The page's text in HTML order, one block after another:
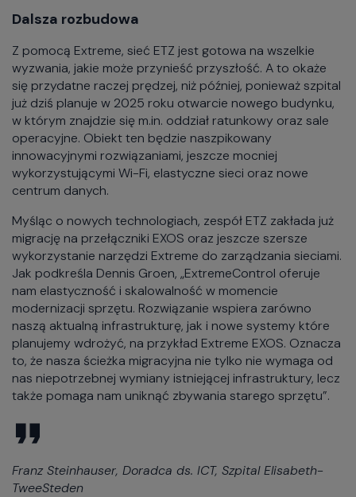
Dalsza rozbudowa
Z pomocą Extreme, sieć ETZ jest gotowa na wszelkie
wyzwania, jakie może przynieść przyszłość. A to okaże
się przydatne raczej prędzej, niż później, ponieważ szpital
już dziś planuje w 2025 roku otwarcie nowego budynku,
w którym znajdzie się m.in. oddział ratunkowy oraz sale
operacyjne. Obiekt ten będzie naszpikowany
innowacyjnymi rozwiązaniami, jeszcze mocniej
wykorzystującymi Wi-Fi, elastyczne sieci oraz nowe
centrum danych.
Myśląc o nowych technologiach, zespół ETZ zakłada już
migrację na przełączniki EXOS oraz jeszcze szersze
wykorzystanie narzędzi Extreme do zarządzania sieciami.
Jak podkreśla Dennis Groen, „ExtremeControl oferuje
nam elastyczność i skalowalność w momencie
modernizacji sprzętu. Rozwiązanie wspiera zarówno
naszą aktualną infrastrukturę, jak i nowe systemy które
planujemy wdrożyć, na przykład Extreme EXOS. Oznacza
to, że nasza ścieżka migracyjna nie tylko nie wymaga od
nas niepotrzebnej wymiany istniejącej infrastruktury, lecz
także pomaga nam uniknąć zbywania starego sprzętu”.
Franz Steinhauser, Doradca ds. ICT, Szpital Elisabeth-
TweeSteden